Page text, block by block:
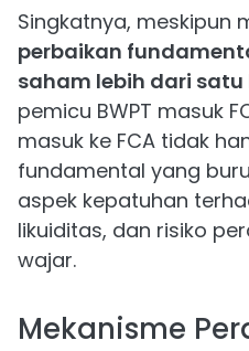
Singkatnya, meskipun
perbaikan
saham lebih dari satu
pemicu BWPT masuk
masuk ke FCA tidak
fundamental yang
aspek kepatuhan
likuiditas, dan risiko
wajar.
Mekanisme